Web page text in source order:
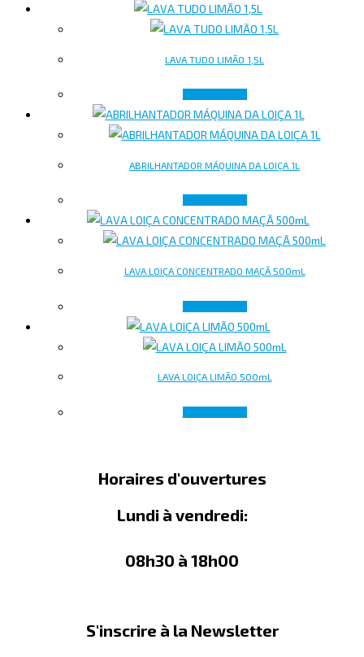
LAVA TUDO LIMÃO 1,5L
ABRILHANTADOR MÁQUINA DA LOIÇA 1L
LAVA LOIÇA CONCENTRADO MAÇÃ 500mL
LAVA LOIÇA LIMÃO 500mL
Horaires d'ouvertures
Lundi à vendredi:
08h30 à 18h00
S'inscrire à la Newsletter